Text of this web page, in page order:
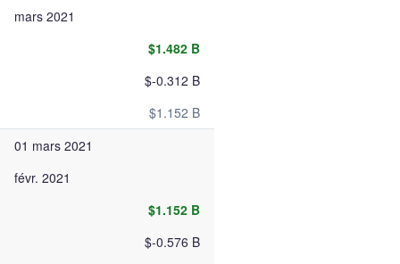
mars 2021
$1.482 B
$-0.312 B
$1.152 B
01 mars 2021
févr. 2021
$1.152 B
$-0.576 B